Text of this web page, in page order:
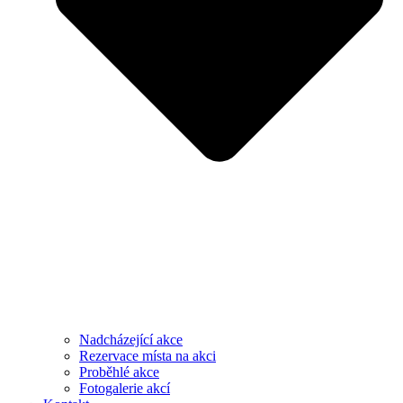
Nadcházející akce
Rezervace místa na akci
Proběhlé akce
Fotogalerie akcí